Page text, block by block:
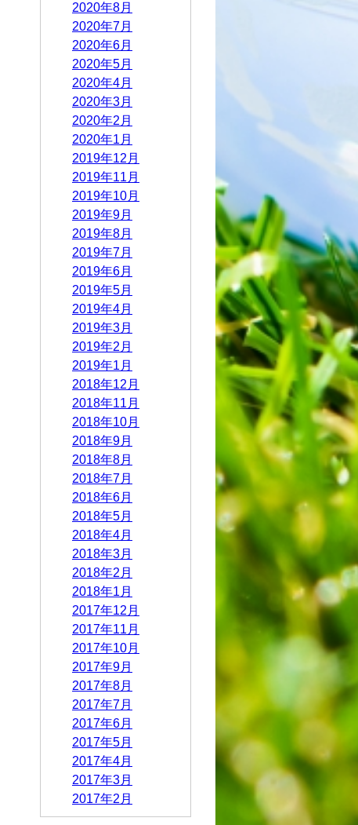
2020年8月
2020年7月
2020年6月
2020年5月
2020年4月
2020年3月
2020年2月
2020年1月
2019年12月
2019年11月
2019年10月
2019年9月
2019年8月
2019年7月
2019年6月
2019年5月
2019年4月
2019年3月
2019年2月
2019年1月
2018年12月
2018年11月
2018年10月
2018年9月
2018年8月
2018年7月
2018年6月
2018年5月
2018年4月
2018年3月
2018年2月
2018年1月
2017年12月
2017年11月
2017年10月
2017年9月
2017年8月
2017年7月
2017年6月
2017年5月
2017年4月
2017年3月
2017年2月